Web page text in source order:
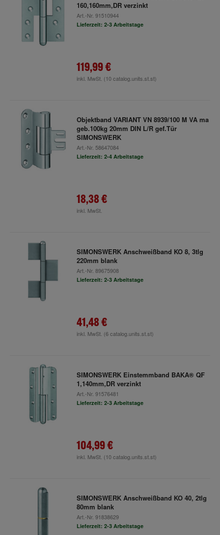
160,160mm,DR verzinkt
Art.-Nr. 91510944
Lieferzeit: 2-3 Arbeitstage
119,99 €
inkl. MwSt. (10 catalog.units.st.st)
Objektband VARIANT VN 8939/100 M VA ma
geb.100kg 20mm DIN L/R gef.Tür
SIMONSWERK
Art.-Nr. 58647084
Lieferzeit: 2-4 Arbeitstage
18,38 €
inkl. MwSt.
SIMONSWERK Anschweißband KO 8, 3tlg
220mm blank
Art.-Nr. 89675908
Lieferzeit: 2-3 Arbeitstage
41,48 €
inkl. MwSt. (6 catalog.units.st.st)
SIMONSWERK Einstemmband BAKA® QF
1,140mm,DR verzinkt
Art.-Nr. 91576481
Lieferzeit: 2-3 Arbeitstage
104,99 €
inkl. MwSt. (10 catalog.units.st.st)
SIMONSWERK Anschweißband KO 40, 2tlg
80mm blank
Art.-Nr. 91838629
Lieferzeit: 2-3 Arbeitstage